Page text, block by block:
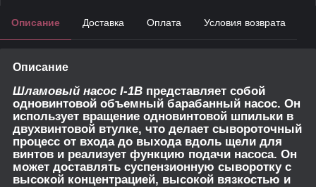
Описание Доставка Оплата Условия возврата
Описание
Шламовый насос I-1B представляет собой
одновинтовой объемный барабанный насос. Он
использует вращение одновинтовой шпильки в
двухвинтовой втулке, что делает сывороточный
процесс от входа до выхода вдоль щели для
винтов и реализует функцию подачи насоса. Он
может доставлять суспензионную сыворотку с
высокой концентрацией, высокой вязкостью и